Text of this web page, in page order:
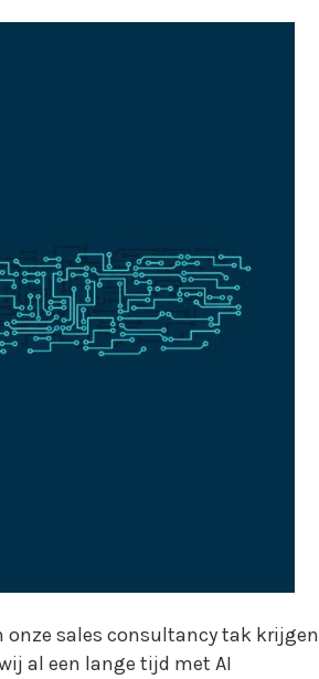
onze sales consultancy tak krijgen
al een lange tijd met AI